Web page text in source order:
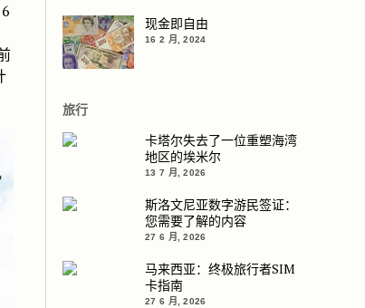
现金即自由
16 2 月, 2024
旅行
卡塔尔失去了一位重塑海湾
地区的埃米尔
13 7 月, 2026
斯洛文尼亚数字游民签证：
您需要了解的内容
27 6 月, 2026
马来西亚：终极旅行者SIM
卡指南
27 6 月, 2026